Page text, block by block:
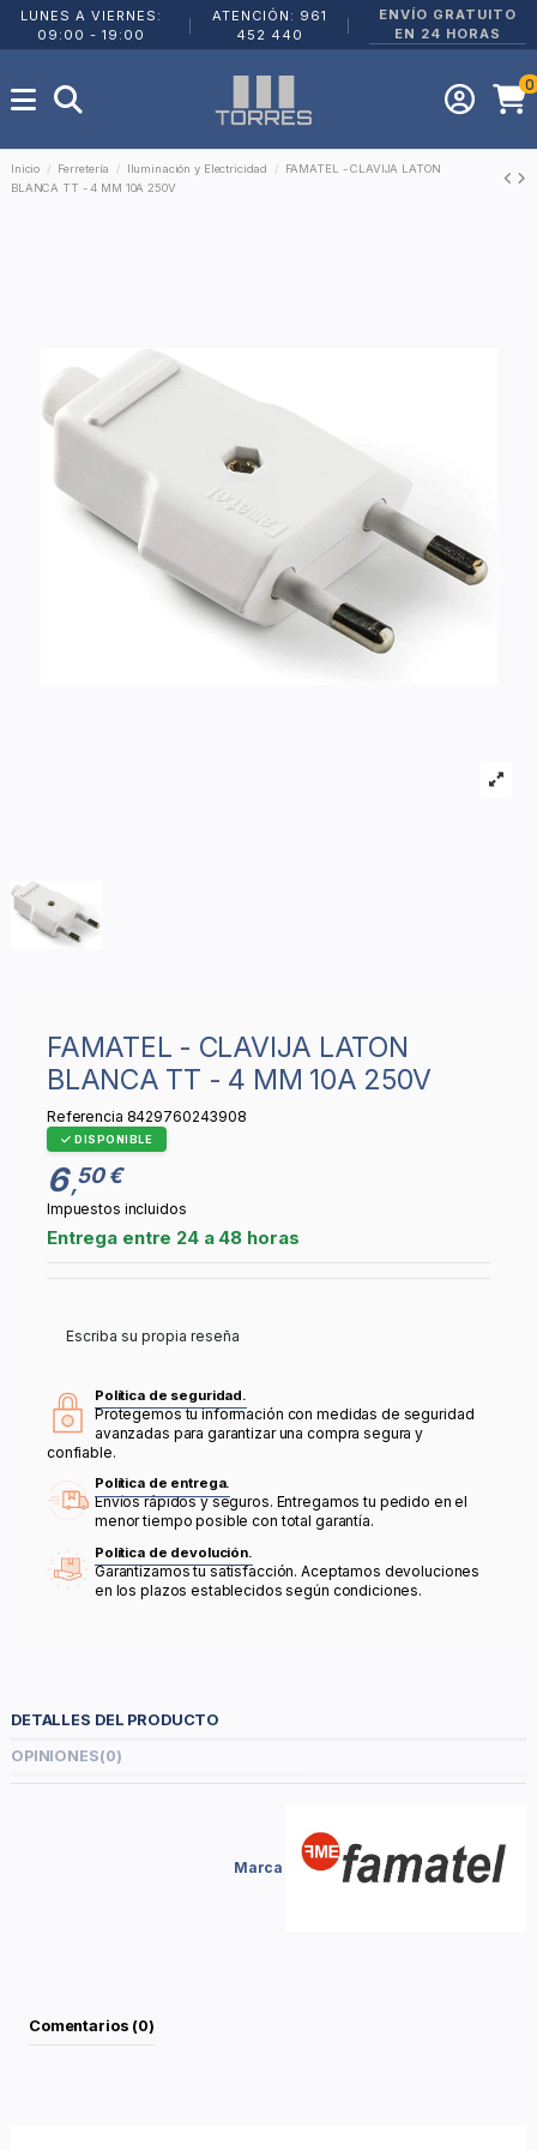
LUNES A VIERNES:
09:00 - 19:00
ATENCIÓN: 961
452 440
ENVÍO GRATUITO
EN 24 HORAS
0
Inicio Ferretería Iluminación y Electricidad
FAMATEL - CLAVIJA LATON
BLANCA TT - 4 MM 10A 250V
FAMATEL - CLAVIJA LATON
BLANCA TT - 4 MM 10A 250V
Referencia 8429760243908
DISPONIBLE
6,50 €
Impuestos incluidos
Entrega entre 24 a 48 horas
Escriba su propia reseña
Política de seguridad.
Protegemos tu información con medidas de seguridad
avanzadas para garantizar una compra segura y
confiable.
Política de entrega.
Envíos rápidos y seguros. Entregamos tu pedido en el
menor tiempo posible con total garantía.
Política de devolución.
Garantizamos tu satisfacción. Aceptamos devoluciones
en los plazos establecidos según condiciones.
DETALLES DEL PRODUCTO
OPINIONES(0)
Marca
Comentarios (0)